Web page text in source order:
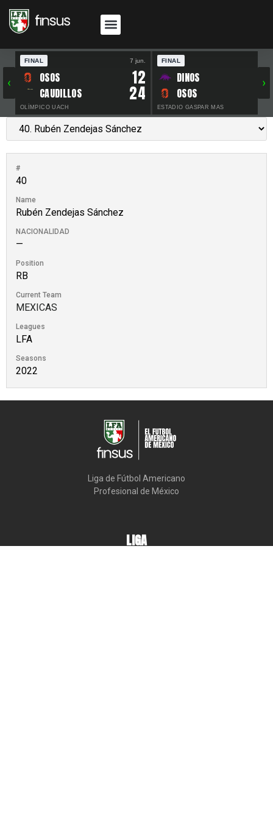
‹
FINAL 7 jun.
OSOS 12
CAUDILLOS 24
OLÍMPICO UACH
FINAL
DINOS
OSOS
ESTADIO GASPAR MAS
›
#
40
Name
Rubén Zendejas Sánchez
NACIONALIDAD
—
Position
RB
Current Team
MEXICAS
Leagues
LFA
Seasons
2022
Liga de Fútbol Americano
Profesional de México
LIGA